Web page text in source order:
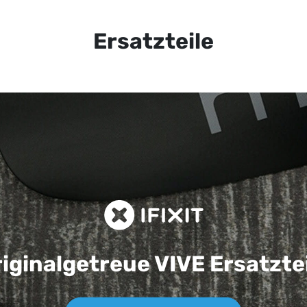
Ersatzteile
VIVE